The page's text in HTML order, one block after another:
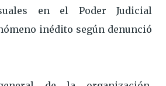
en el Poder Judicial
inédito según denunció